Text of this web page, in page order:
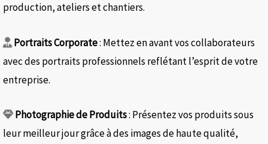
production, ateliers et chantiers.​
Portraits Corporate: Mettez en avant vos collaborateurs
avec des portraits professionnels reflétant l’esprit de votre
entreprise.​
Photographie de Produits: Présentez vos produits sous
leur meilleur jour grâce à des images de haute qualité,